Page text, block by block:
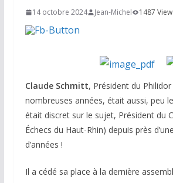
14 octobre 2024 Jean-Michel 1487
Claude Schmitt, Président du
nombreuses années, était aussi, peu
était discret sur le sujet, Président du
Échecs du Haut-Rhin) depuis près
d’années !
Il a cédé sa place à la dernière